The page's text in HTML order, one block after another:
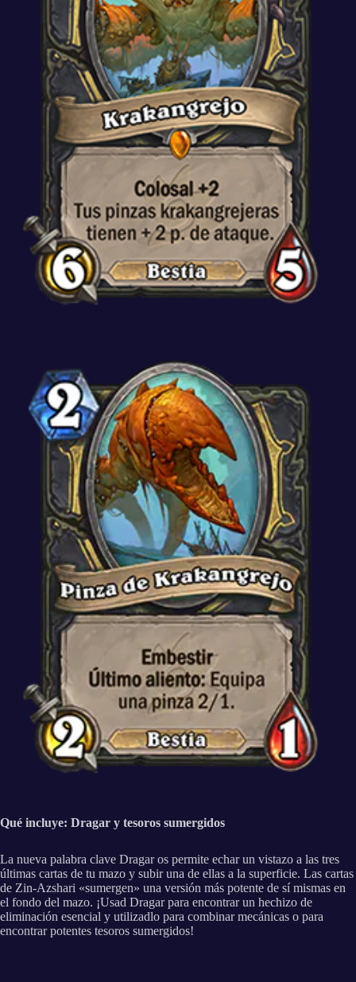
Qué incluye: Dragar y tesoros sumergidos
La nueva palabra clave Dragar os permite echar un vistazo a las tres
últimas cartas de tu mazo y subir una de ellas a la superficie. Las cartas
de Zin-Azshari «sumergen» una versión más potente de sí mismas en
el fondo del mazo. ¡Usad Dragar para encontrar un hechizo de
eliminación esencial y utilizadlo para combinar mecánicas o para
encontrar potentes tesoros sumergidos!